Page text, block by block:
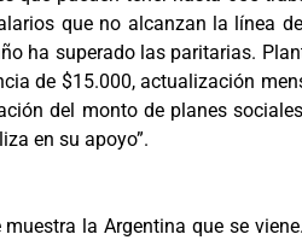
que no alcanzan la línea
ha superado las paritarias.
de $15.000, actualización
del monto de planes
en su apoyo”.
la Argentina que se